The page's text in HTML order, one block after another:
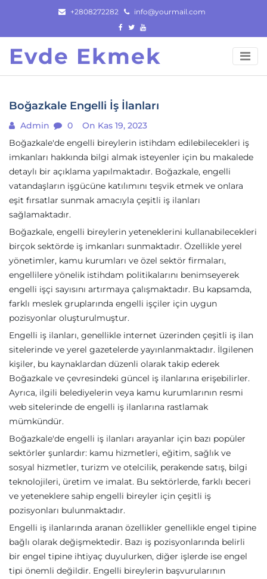
content
+2808272282 info@yourmail.com
Evde Ekmek
Boğazkale Engelli İş İlanları
Admin 0
On Kas 19, 2023
Boğazkale'de engelli bireylerin istihdam edilebilecekleri iş
imkanları hakkında bilgi almak isteyenler için bu makalede
detaylı bir açıklama yapılmaktadır. Boğazkale, engelli
vatandaşların işgücüne katılımını teşvik etmek ve onlara
eşit fırsatlar sunmak amacıyla çeşitli iş ilanları
sağlamaktadır.
Boğazkale, engelli bireylerin yeteneklerini kullanabilecekleri
birçok sektörde iş imkanları sunmaktadır. Özellikle yerel
yönetimler, kamu kurumları ve özel sektör firmaları,
engellilere yönelik istihdam politikalarını benimseyerek
engelli işçi sayısını artırmaya çalışmaktadır. Bu kapsamda,
farklı meslek gruplarında engelli işçiler için uygun
pozisyonlar oluşturulmuştur.
Engelli iş ilanları, genellikle internet üzerinden çeşitli iş ilan
sitelerinde ve yerel gazetelerde yayınlanmaktadır. İlgilenen
kişiler, bu kaynaklardan düzenli olarak takip ederek
Boğazkale ve çevresindeki güncel iş ilanlarına erişebilirler.
Ayrıca, ilgili belediyelerin veya kamu kurumlarının resmi
web sitelerinde de engelli iş ilanlarına rastlamak
mümkündür.
Boğazkale'de engelli iş ilanları arayanlar için bazı popüler
sektörler şunlardır: kamu hizmetleri, eğitim, sağlık ve
sosyal hizmetler, turizm ve otelcilik, perakende satış, bilgi
teknolojileri, üretim ve imalat. Bu sektörlerde, farklı beceri
ve yeteneklere sahip engelli bireyler için çeşitli iş
pozisyonları bulunmaktadır.
Engelli iş ilanlarında aranan özellikler genellikle engel tipine
bağlı olarak değişmektedir. Bazı iş pozisyonlarında belirli
bir engel tipine ihtiyaç duyulurken, diğer işlerde ise engel
tipi önemli değildir. Engelli bireylerin başvurularının